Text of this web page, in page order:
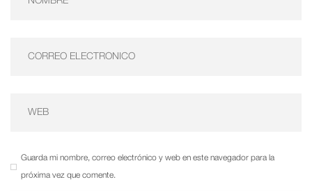
Guarda mi nombre, correo electrónico y web en este navegador para la
próxima vez que comente.